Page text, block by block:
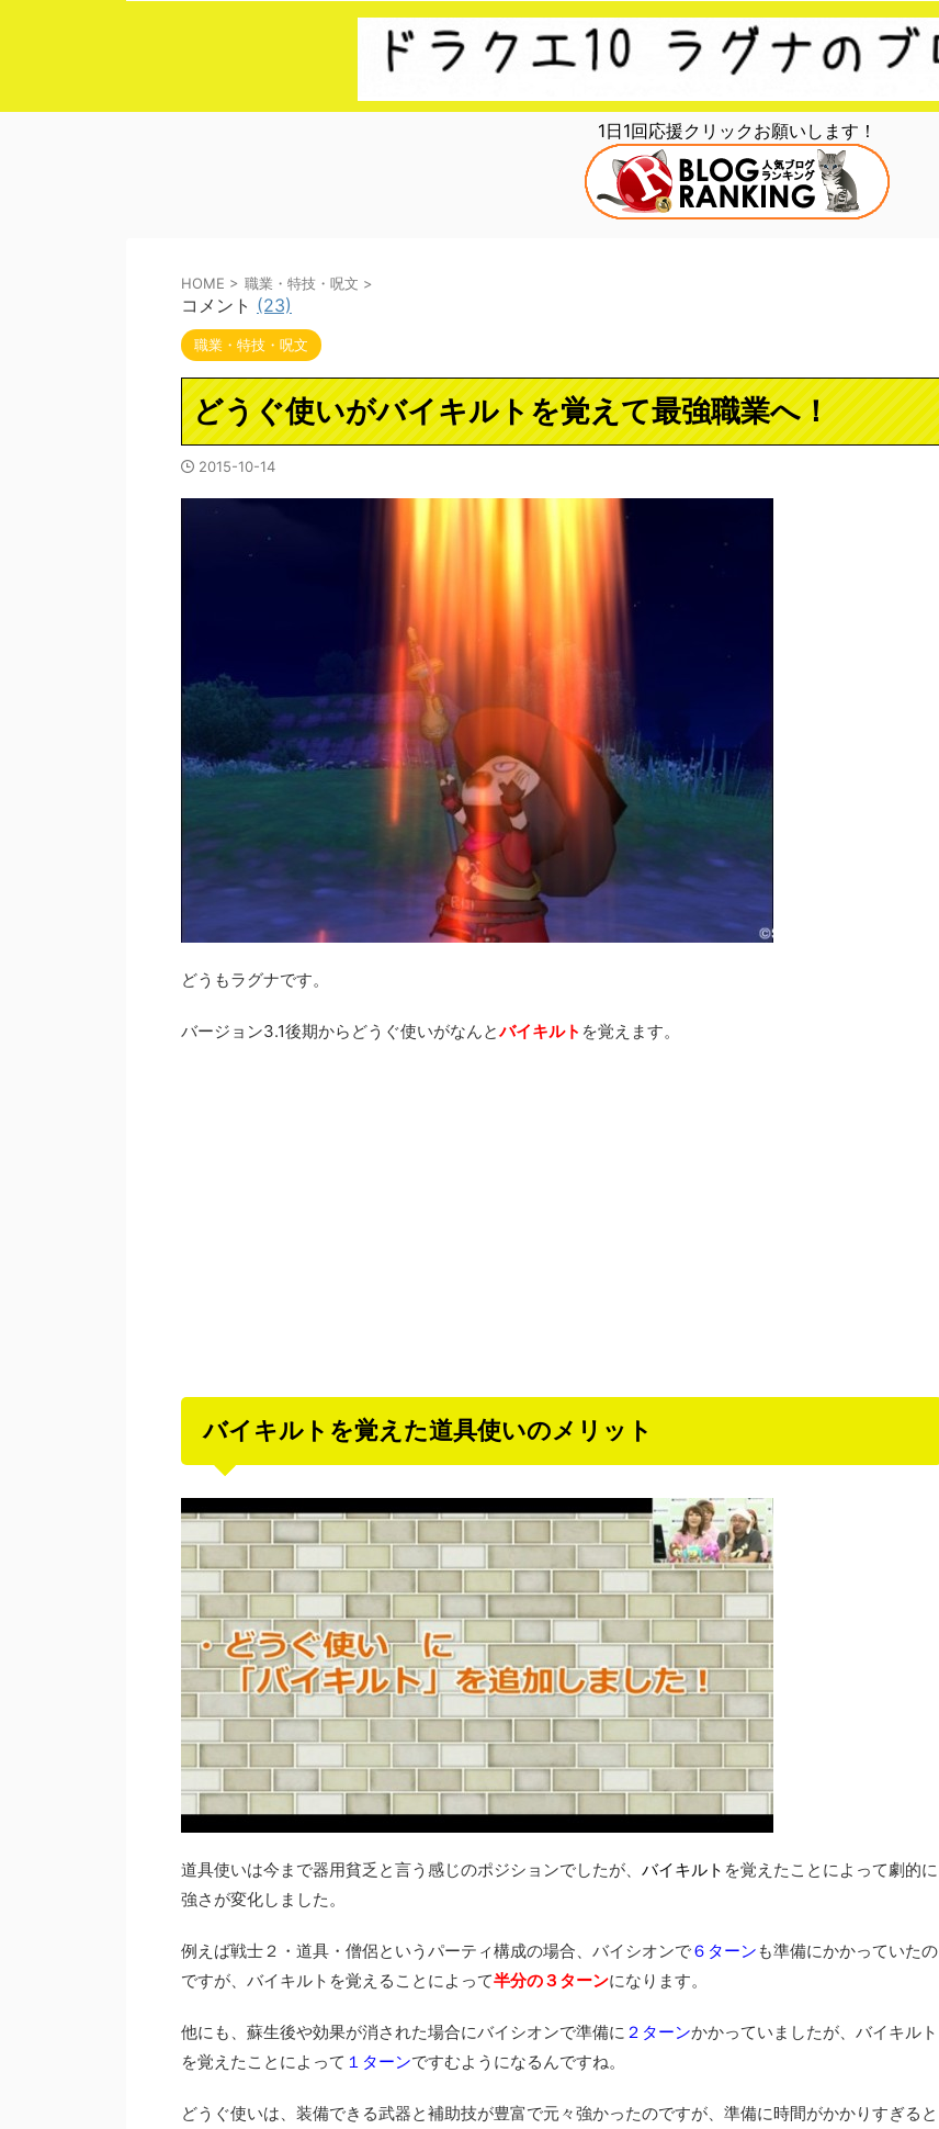
1日1回応援クリックお願いします！
HOME > 職業・特技・呪文 >
コメント (23)
職業・特技・呪文
どうぐ使いがバイキルトを覚えて最強職業へ！
2015-10-14
どうもラグナです。
バージョン3.1後期からどうぐ使いがなんとバイキルト を覚えます。
バイキルトを覚えた道具使いのメリット
道具使いは今まで器用貧乏と言う感じのポジションでしたが、 バイキルト を覚えたことによって劇的に
強さが変化しました。
例えば戦士２・道具・僧侶というパーティ構成の場合、バイシオンで６ターン も準備にかかっていたの
ですが、バイキルトを覚えることによって半分の３ターンになります。
他にも、蘇生後や効果が消された場合にバイシオンで準備に ２ターンかかっていましたが、バイキルト
を覚えたことによって １ターンですむようになるんですね。
どうぐ使いは、装備できる武器と補助技が豊富で元々強かったのですが、準備に時間がかかりすぎると